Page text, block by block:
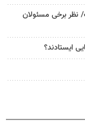
نظر برخی مسئولان
ایستادند؟